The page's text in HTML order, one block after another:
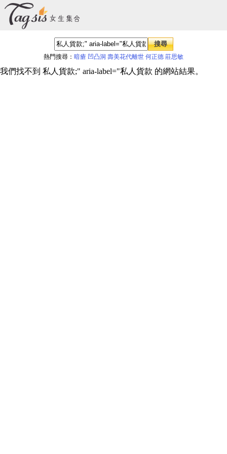
熱門搜尋： 暗瘡 凹凸洞 壽美花代離世 何正德 莊思敏
我們找不到 私人貨款;" aria-label="私人貨款 的網站結果。